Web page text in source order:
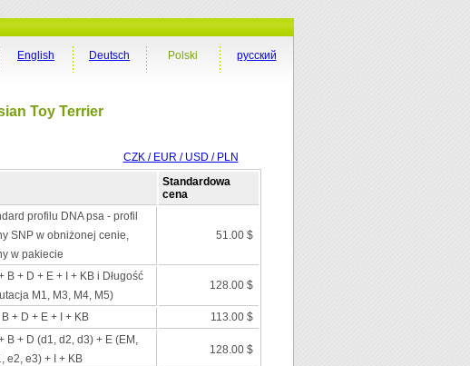
русский
Polski
Deutsch
English
Toy Terrier
CZK / EUR / USD / PLN
Standardowa
cena
profilu DNA psa - profil
SNP w obniżonej cenie,
w pakiecie
51.00 $
B + D + E + I + KB i Długość
M1, M3, M4, M5)
128.00 $
B + D + E + I + KB 113.00 $
B + D (d1, d2, d3) + E (EM,
e2, e3) + I + KB
128.00 $